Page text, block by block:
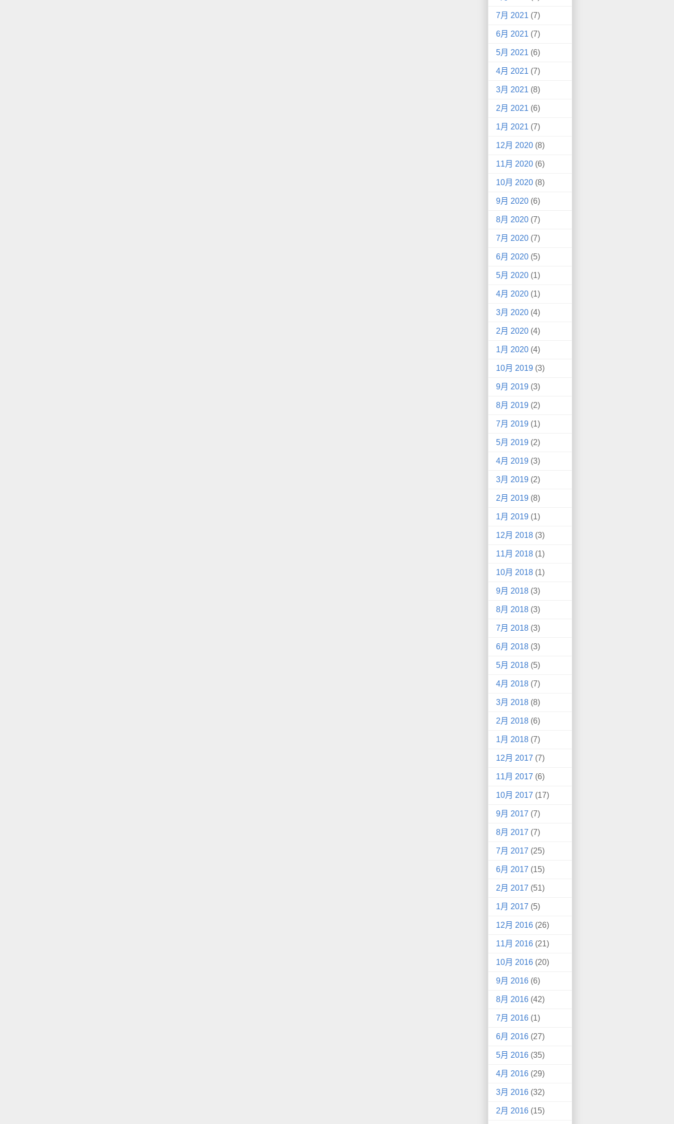
7月 2021 (7)
6月 2021 (7)
5月 2021 (6)
4月 2021 (7)
3月 2021 (8)
2月 2021 (6)
1月 2021 (7)
12月 2020 (8)
11月 2020 (6)
10月 2020 (8)
9月 2020 (6)
8月 2020 (7)
7月 2020 (7)
6月 2020 (5)
5月 2020 (1)
4月 2020 (1)
3月 2020 (4)
2月 2020 (4)
1月 2020 (4)
10月 2019 (3)
9月 2019 (3)
8月 2019 (2)
7月 2019 (1)
5月 2019 (2)
4月 2019 (3)
3月 2019 (2)
2月 2019 (8)
1月 2019 (1)
12月 2018 (3)
11月 2018 (1)
10月 2018 (1)
9月 2018 (3)
8月 2018 (3)
7月 2018 (3)
6月 2018 (3)
5月 2018 (5)
4月 2018 (7)
3月 2018 (8)
2月 2018 (6)
1月 2018 (7)
12月 2017 (7)
11月 2017 (6)
10月 2017 (17)
9月 2017 (7)
8月 2017 (7)
7月 2017 (25)
6月 2017 (15)
2月 2017 (51)
1月 2017 (5)
12月 2016 (26)
11月 2016 (21)
10月 2016 (20)
9月 2016 (6)
8月 2016 (42)
7月 2016 (1)
6月 2016 (27)
5月 2016 (35)
4月 2016 (29)
3月 2016 (32)
2月 2016 (15)